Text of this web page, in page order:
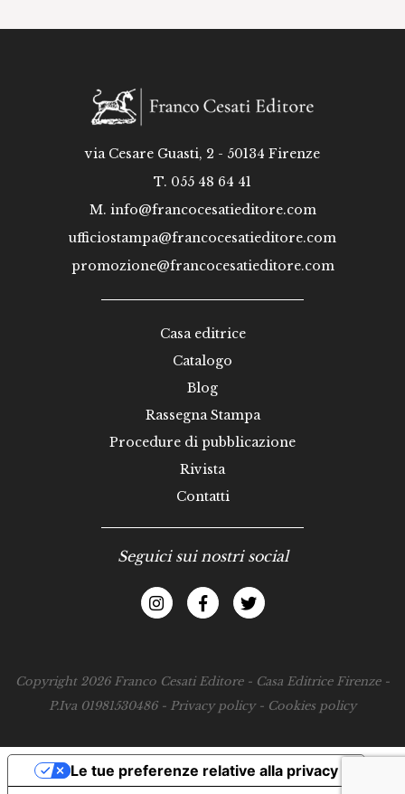
via Cesare Guasti, 2 - 50134 Firenze
T. 055 48 64 41
M. info@francocesatieditore.com
ufficiostampa@francocesatieditore.com
promozione@francocesatieditore.com
Casa editrice
Catalogo
Blog
Rassegna Stampa
Procedure di pubblicazione
Rivista
Contatti
Seguici sui nostri social
Copyright 2026 Franco Cesati Editore - Casa Editrice Firenze -
P.Iva 01981530486 - Privacy policy- Cookies policy
Le tue preferenze relative alla privacy